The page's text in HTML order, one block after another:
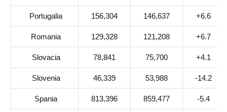
Portugalia 156,304 146,637 +6.6
Romania 129,328 121,208 +6.7
Slovacia 78,841 75,700 +4.1
Slovenia 46,339 53,988 -14.2
Spania 813,396 859,477 -5.4